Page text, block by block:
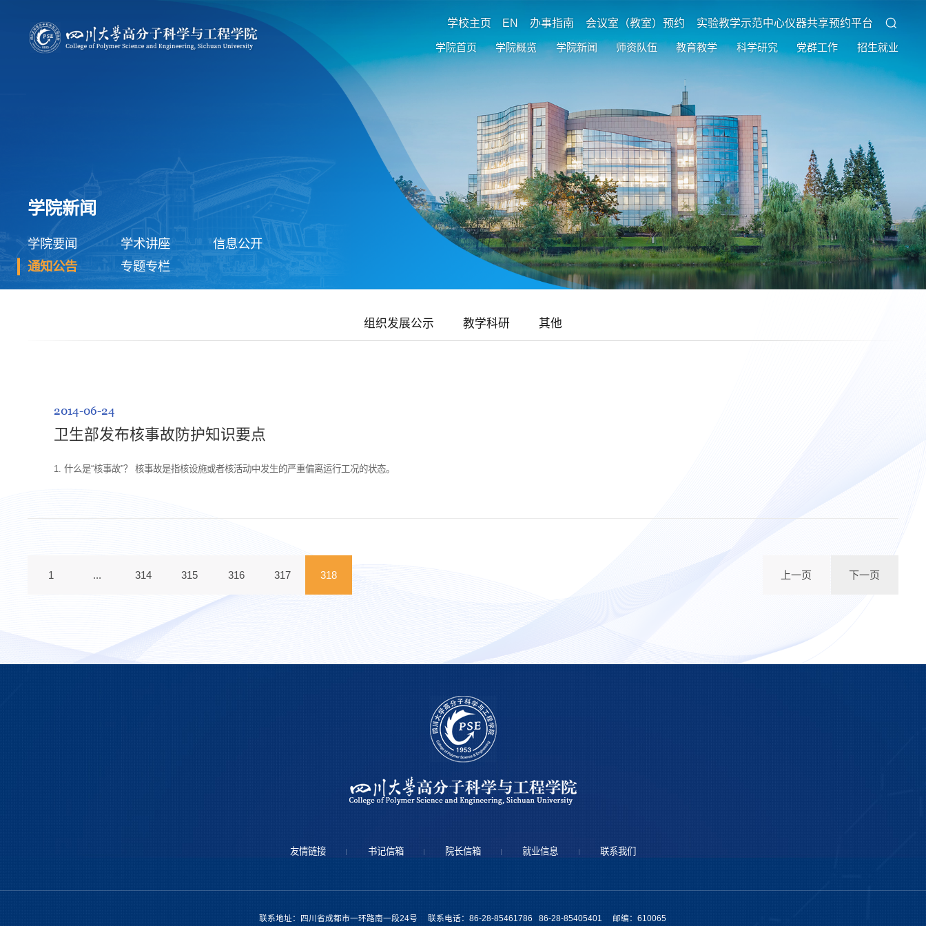
学校主页 EN 办事指南 会议室（教室）预约 实验教学示范中心仪器共享预约平台
学院首页 学院概览 学院新闻 师资队伍 教育教学 科学研究 党群工作 招生就业
学院新闻
学院要闻 学术讲座
信息公开
通知公告
专题专栏
组织发展公示 教学科研 其他
2014-06-24
卫生部发布核事故防护知识要点
1. 什么是“核事故”？ 核事故是指核设施或者核活动中发生的严重偏离运行工况的状态。
1 ... 314 315 316 317 318 上一页 下一页
友情链接 书记信箱 院长信箱 就业信息 联系我们
联系地址：四川省成都市一环路南一段24号 联系电话：86-28-85461786 86-28-85405401 邮编：610065